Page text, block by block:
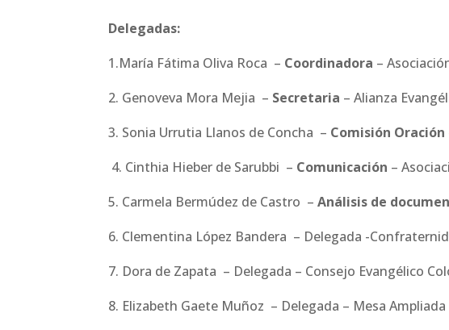
Delegadas:
1.María Fátima Oliva Roca – Coordinadora –
2. Genoveva Mora Mejia – Secretaria – Alianza
3. Sonia Urrutia Llanos de Concha – Comisión Oración
4. Cinthia Hieber de Sarubbi – Comunicación –
5. Carmela Bermúdez de Castro –Análisis de
6. Clementina López Bandera – Delegada -
7. Dora de Zapata – Delegada – Consejo Evangélico
8. Elizabeth Gaete Muñoz – Delegada – Mesa